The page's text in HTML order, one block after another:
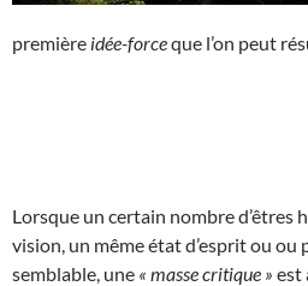
première idée-forceque l’on peut
Lorsque un certain nombre d’êtres
vision, un même état d’esprit ou ou
semblable, une « masse critique » est